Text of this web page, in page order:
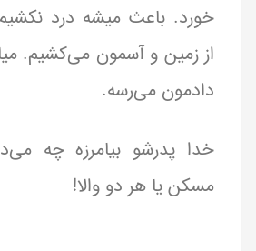
خورد. باعث میشه درد
از زمین و آسمون می‌کشیم.
دادمون می‌رسه.
خدا پدرشو بیامرزه چه
مسکن یا هر دو والا!